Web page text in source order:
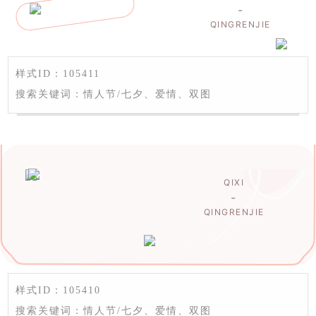
-
QINGRENJIE
样式ID：105411
搜索关键词：情人节/七夕、爱情、双图
QIXI
-
QINGRENJIE
样式ID：105410
搜索关键词：情人节/七夕、爱情、双图